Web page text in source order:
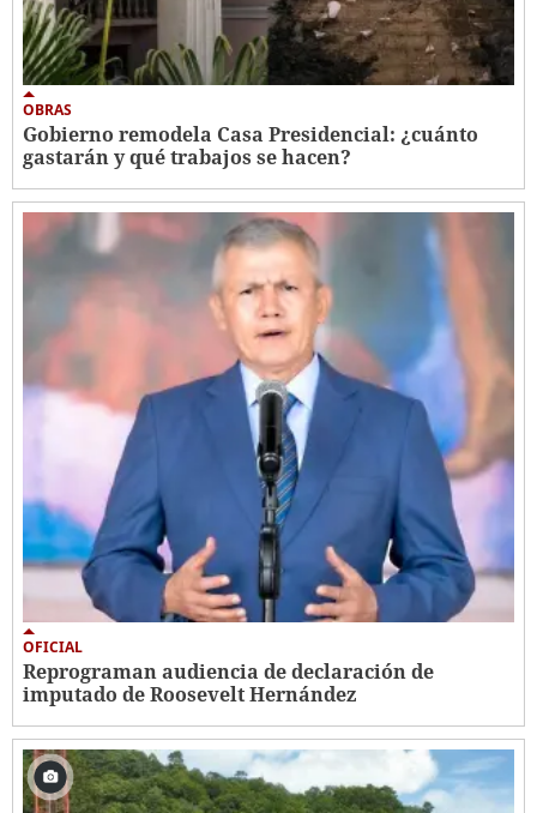
OBRAS
Gobierno remodela Casa Presidencial: ¿cuánto
gastarán y qué trabajos se hacen?
OFICIAL
Reprograman audiencia de declaración de
imputado de Roosevelt Hernández